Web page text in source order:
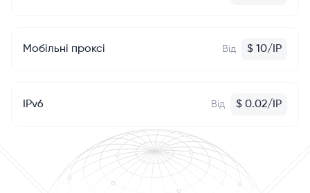
Мобільні проксі Від $ 10/ IP
IPv6 Від $ 0.02/ IP